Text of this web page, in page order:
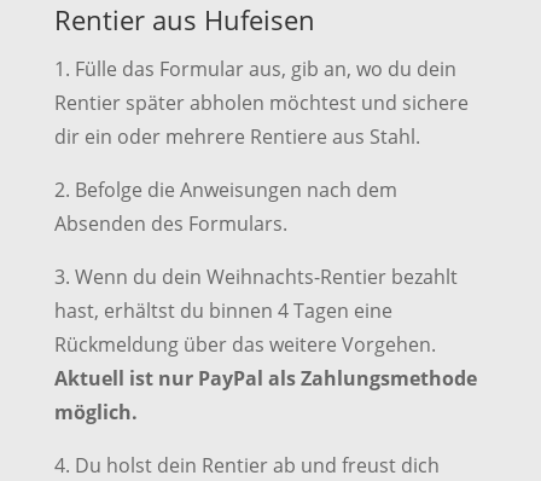
Rentier aus Hufeisen
1. Fülle das Formular aus, gib an, wo du dein
Rentier später abholen möchtest und sichere
dir ein oder mehrere Rentiere aus Stahl.
2. Befolge die Anweisungen nach dem
Absenden des Formulars.
3. Wenn du dein Weihnachts-Rentier bezahlt
hast, erhältst du binnen 4 Tagen eine
Rückmeldung über das weitere Vorgehen.
Aktuell ist nur PayPal als Zahlungsmethode
möglich.
4. Du holst dein Rentier ab und freust dich